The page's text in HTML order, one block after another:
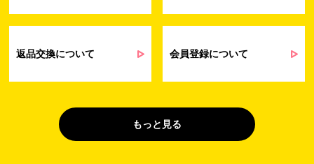
問い合わせへの対応のため
た場合のご対応のため
受託業務
（間接取得）
契約した小売店より委託された先への納
返品交換について 会員登録について
もっと見る